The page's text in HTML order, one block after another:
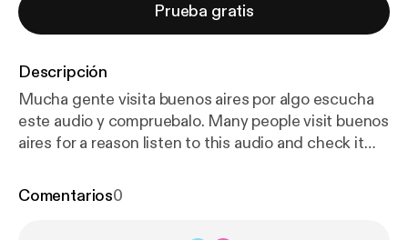
Prueba gratis
Descripción
Mucha gente visita buenos aires por algo escucha
este audio y compruebalo. Many people visit buenos
aires for a reason listen to this audio and check it
desde mi pagina web: Translation sheet:
Comentarios0